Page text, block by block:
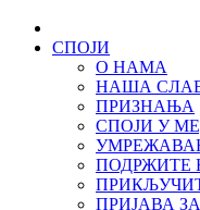
СПОЈИ
О НАМА
НАША
ПРИЗНАЊА
СПОЈИ У
ПОДРЖИТЕ
ПРИЈАВА